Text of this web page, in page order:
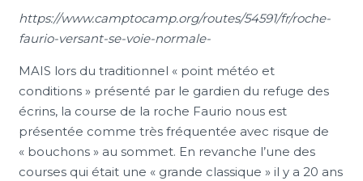
https://www.camptocamp.org/routes/54591/fr/roche-
faurio-versant-se-voie-normale-
MAIS lors du traditionnel « point météo et
conditions » présenté par le gardien du refuge des
écrins, la course de la roche Faurio nous est
présentée comme très fréquentée avec risque de
« bouchons » au sommet. En revanche l’une des
courses qui était une « grande classique » il y a 20 ans